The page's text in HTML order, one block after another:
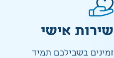
שירות אישי
זמינים בשבילכם תמיד